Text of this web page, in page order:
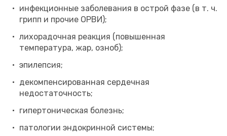
инфекционные заболевания в острой фазе (в т. ч.
грипп и прочие ОРВИ);
лихорадочная реакция (повышенная
температура, жар, озноб);
эпилепсия;
декомпенсированная сердечная
недостаточность;
гипертоническая болезнь;
патологии эндокринной системы;